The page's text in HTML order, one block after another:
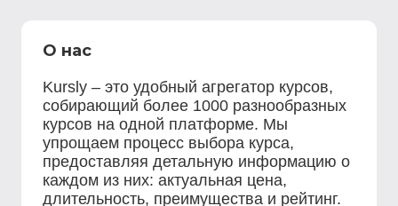
О нас
Kursly – это удобный агрегатор курсов,
собирающий более 1000 разнообразных
курсов на одной платформе. Мы
упрощаем процесс выбора курса,
предоставляя детальную информацию о
каждом из них: актуальная цена,
длительность, преимущества и рейтинг.